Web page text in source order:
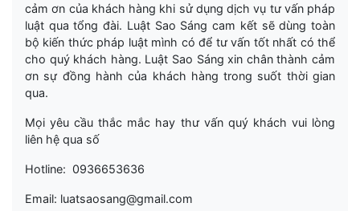
cảm ơn của khách hàng khi sử dụng dịch vụ tư vấn pháp
luật qua tổng đài. Luật Sao Sáng cam kết sẽ dùng toàn
bộ kiến thức pháp luật mình có để tư vấn tốt nhất có thể
cho quý khách hàng. Luật Sao Sáng xin chân thành cảm
ơn sự đồng hành của khách hàng trong suốt thời gian
qua.
Mọi yêu cầu thắc mắc hay thư vấn quý khách vui lòng
liên hệ qua số
Hotline: 0936653636
Email: luatsaosang@gmail.com